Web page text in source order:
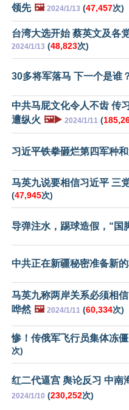
领先 🖼️ 2024/1/13 (47,457次)
台湾大选开始 蔡英文及各
2024/1/13 (48,823次)
30多将军落马 下一个是谁
中共马屁文化令人不齿 传
遭纵火 🖼️▶️ 2024/1/11 (
习近平铁拳砸烂第四军种
马英九说要相信习近平 三
(47,945次)
导弹注水，踢球造假，“国
中共正在新疆秘密准备新
马英九称两岸关系必须相
哗然 🖼️ 2024/1/11 (60,334次)
惨！传俄军飞行员集体冻
次)
红二代逼宫 舆论反习 中南
2024/1/10 (230,252次)